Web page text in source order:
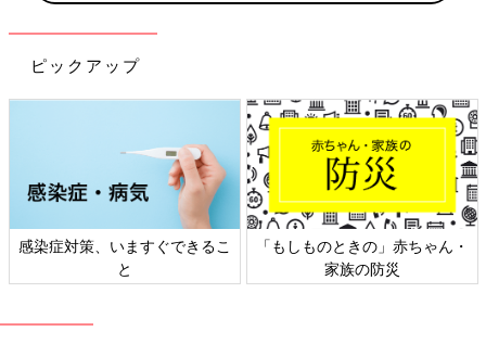
ピックアップ
感染症対策、いますぐできるこ
と
「もしものときの」赤ちゃん・
家族の防災